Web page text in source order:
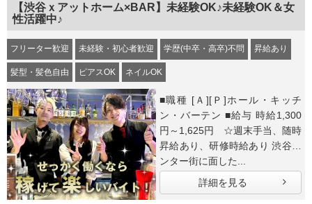
【渋谷ｘアットホーム×BAR】未経験OK♪未経験OK＆女
性活躍中♪
フリーター歓迎 未経験・初心者歓迎 学歴(中卒・高卒)不問 昇給あり
髪型・髪色自由 ピアスOK ネイルOK
■職種 [Ａ][Ｐ]ホール・キッチ
ン・バーテン ■給与 時給1,300
円～1,625円 ☆週末手当、随時
昇給あり、研修時給あり 渋谷セ
ンター街に面した...
詳細を見る